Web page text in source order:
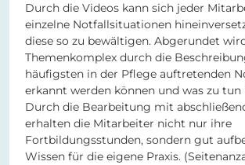
Durch die Videos kann sich jeder
einzelne Notfallsituationen
diese so zu bewältigen. Abgerundet
Themenkomplex durch die
häufigsten in der Pflege auftretenden
erkannt werden können und was zu tun
Durch die Bearbeitung mit
erhalten die Mitarbeiter nicht nur ihre
Fortbildungsstunden, sondern gut
Wissen für die eigene Praxis.